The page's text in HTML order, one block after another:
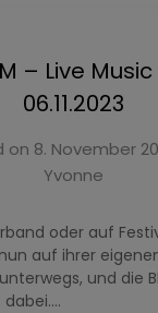
– Live
06.11.2023
on 8. November
Yvonne
oder auf
nun auf ihrer
und die
dabei….